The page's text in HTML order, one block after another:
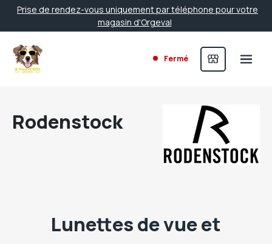
Prise de rendez-vous uniquement par téléphone pour votre
magasin d'Orgeval
Fermé
Rodenstock
Lunettes de vue et